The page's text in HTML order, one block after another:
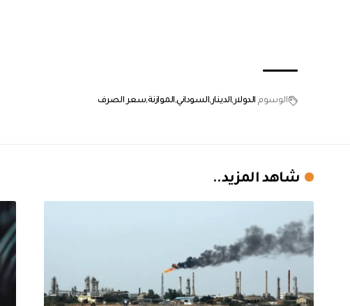
الوسوم الدولار الدينار السوداني الموازنة سعر الصرف
شاهد المزيد..